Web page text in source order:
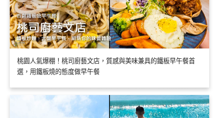
桃園人氣爆棚！桃司廚藝文店，質感與美味兼具的鐵板早午餐首
選，用鐵板燒的態度做早午餐